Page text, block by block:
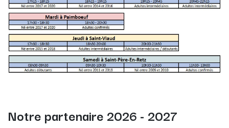
Notre partenaire 2026 - 2027